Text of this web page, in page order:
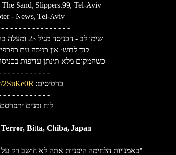
Sand, Slippers.99, Tel-Aviv
- News, Tel-Aviv
- - - - - - - - - - - - - - -
שימו לב - הכניסה מגיל 23 ומעלה בהצגת תעודת מזהה בלבד.
קוד לבוש: אין כניסה עם
כשהמקום מלא תינתן עדיפות בכניסה
- - - - - - - - - - -
כרטיסים: 2SuKe0R
- - - - - - - - - - -
לוח זמנים
Bitta, Chiba, Japan
"באמנויות הלחימה היפניות אתה לא חושב רק